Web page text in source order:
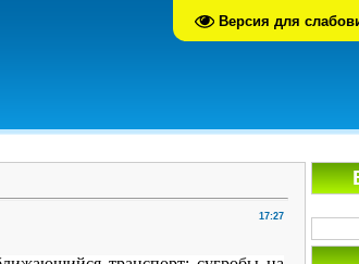
Версия для
17:27